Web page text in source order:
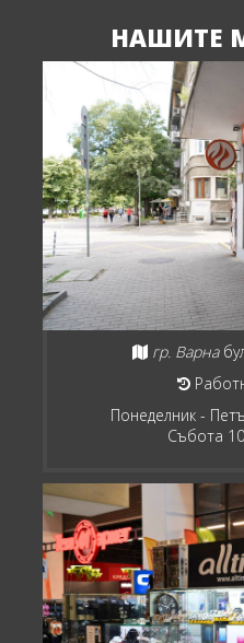
НАШИТЕ
гр. Варна
Понеделник -
Събота